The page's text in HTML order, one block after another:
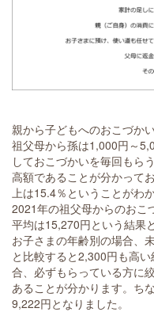
親から子どもへのおこづか
祖父母から孫は1,000円～
しておこづかいを毎回もら
高額であることが分かって
上は15.4％ということがわ
2021年の祖父母からのおこ
平均は15,270円という結果
お子さまの年齢別の場合、
と比較すると2,300円も高
合、必ずもらっている方に
あることが分かります。ち
9,222円となりました。